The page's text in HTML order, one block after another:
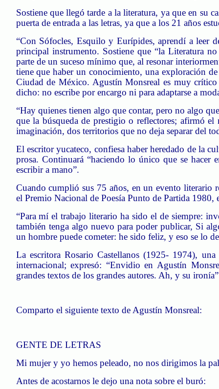
Sostiene que llegó tarde a la literatura, ya que en su
puerta de entrada a las letras, ya que a los 21 años
“Con Sófocles, Esquilo y Eurípides, aprendí a leer
principal instrumento. Sostiene que “la Literatura
parte de un suceso mínimo que, al resonar
tiene que haber un conocimiento, una exploración
Ciudad de México. AgustínMonsreal es muy crítico
dicho: no escribe por encargo ni para adaptarse a
“Hay quienes tienen algo que contar, pero no algo
que la búsqueda de prestigio o reflectores; afirmó
imaginación, dos territorios que no deja separar del
El escritor yucateco, confiesa haber heredado de la
prosa. Continuará “haciendo lo único que se
escribir a mano”.
Cuando cumplió sus 75 años, en un evento literario
el Premio Nacional de Poesía Punto de Partida 1980,
“Para mí el trabajo literario ha sido el de siempre:
también tenga algo nuevo para poder publicar, Si
un hombre puede cometer: he sido feliz, y eso se lo
La escritora Rosario Castellanos (1925- 1974),
internacional; expresó: “Envidio en Agustín
grandes textos de los grandes autores. Ah, y su
Comparto el siguiente texto de Agustín Monsreal:
GENTE DE LETRAS
Mi mujer y yo hemos peleado, no nos dirigimos la
Antes de acostarnos le dejo una nota sobre el buró: